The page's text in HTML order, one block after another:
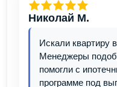
Николай М.
Искали квартиру
Менеджеры
помогли с
программе под